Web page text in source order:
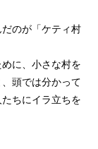
のが「ケティ村
に、小さな村を
頭では分かって
ちにイラ立ちを